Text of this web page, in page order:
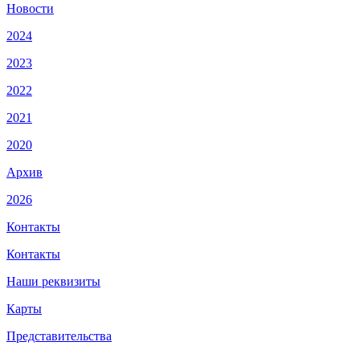
Новости
2024
2023
2022
2021
2020
Архив
2026
Контакты
Контакты
Наши реквизиты
Карты
Представительства